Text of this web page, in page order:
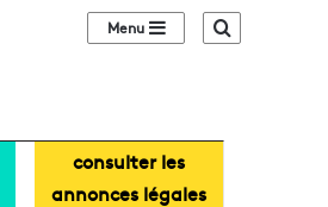
Sidebar (barre
consulter les
annonces légales